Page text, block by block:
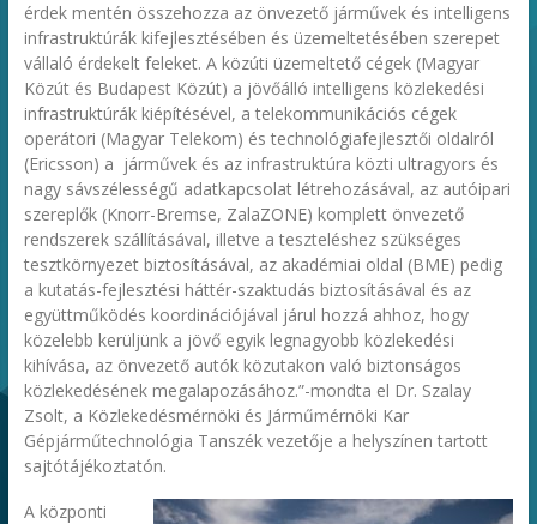
érdek mentén összehozza az önvezető járművek és intelligens
infrastruktúrák kifejlesztésében és üzemeltetésében szerepet
vállaló érdekelt feleket. A közúti üzemeltető cégek (Magyar
Közút és Budapest Közút) a jövőálló intelligens közlekedési
infrastruktúrák kiépítésével, a telekommunikációs cégek
operátori (Magyar Telekom) és technológiafejlesztői oldalról
(Ericsson) a járművek és az infrastruktúra közti ultragyors és
nagy sávszélességű adatkapcsolat létrehozásával, az autóipari
szereplők (Knorr-Bremse, ZalaZONE) komplett önvezető
rendszerek szállításával, illetve a teszteléshez szükséges
tesztkörnyezet biztosításával, az akadémiai oldal (BME) pedig
a kutatás-fejlesztési háttér-szaktudás biztosításával és az
együttműködés koordinációjával járul hozzá ahhoz, hogy
közelebb kerüljünk a jövő egyik legnagyobb közlekedési
kihívása, az önvezető autók közutakon való biztonságos
közlekedésének megalapozásához.”-mondta el Dr. Szalay
Zsolt, a Közlekedésmérnöki és Járműmérnöki Kar
Gépjárműtechnológia Tanszék vezetője a helyszínen tartott
sajtótájékoztatón.
A központi